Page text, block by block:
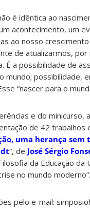
é idêntica ao
acontecimento, um
ao nosso
de atualizarmos, por
É a possibilidade de
mundo; possibilidade,
“nascer para o
e do minicurso,
de 42 trabalhos
uma herança
“, de José Sérgio
da Educação da
no mundo moderno”.
pelo e-mail: